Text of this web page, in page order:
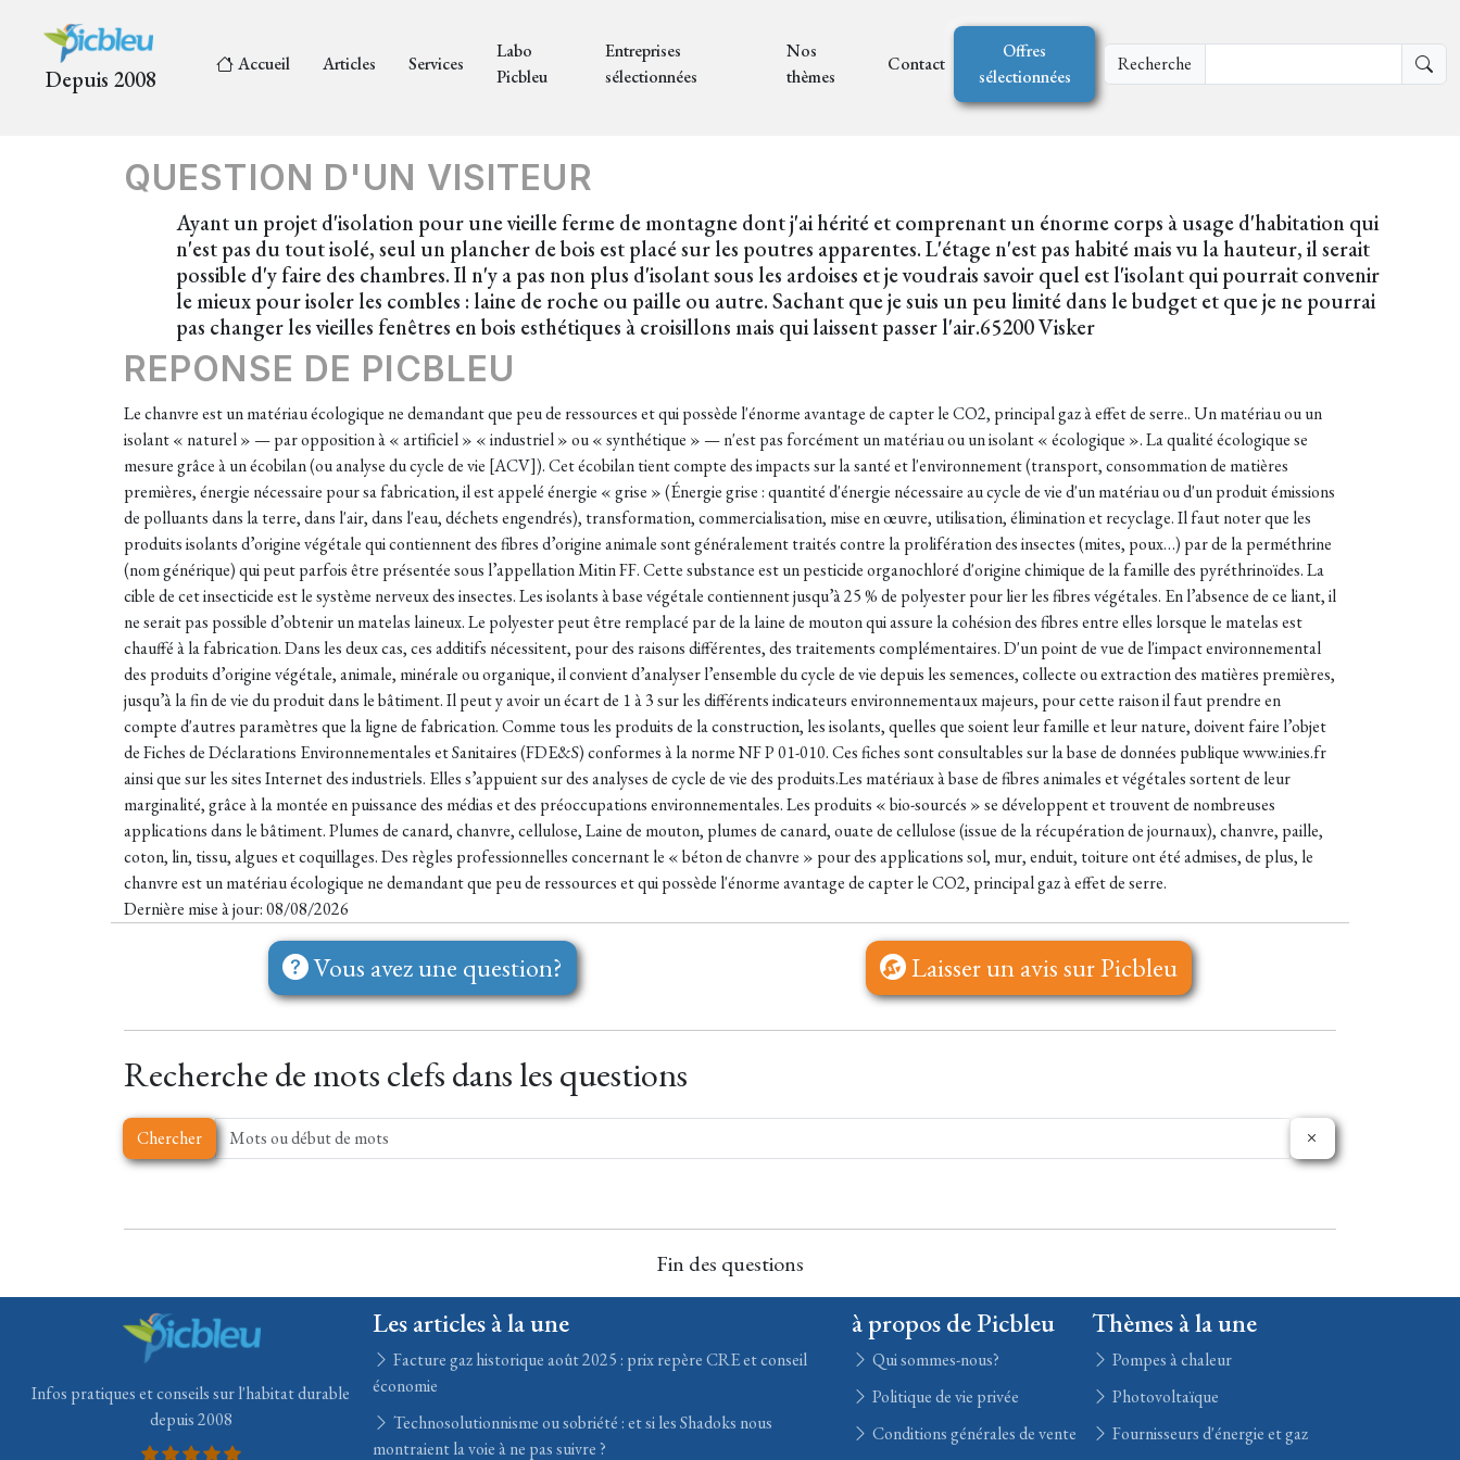
Depuis 2008
Accueil Articles Services
Labo
Picbleu
Entreprises
sélectionnées
Nos
thèmes
Contact
Offres
sélectionnées
Recherche
QUESTION D'UN VISITEUR
Ayant un projet d'isolation pour une vieille ferme de montagne dont j'ai hérité et comprenant un énorme corps à usage d'habitation qui
n'est pas du tout isolé, seul un plancher de bois est placé sur les poutres apparentes. L'étage n'est pas habité mais vu la hauteur, il serait
possible d'y faire des chambres. Il n'y a pas non plus d'isolant sous les ardoises et je voudrais savoir quel est l'isolant qui pourrait convenir
le mieux pour isoler les combles : laine de roche ou paille ou autre. Sachant que je suis un peu limité dans le budget et que je ne pourrai
pas changer les vieilles fenêtres en bois esthétiques à croisillons mais qui laissent passer l'air.65200 Visker
REPONSE DE PICBLEU
Le chanvre est un matériau écologique ne demandant que peu de ressources et qui possède l'énorme avantage de capter le CO2, principal gaz à effet de serre.. Un matériau ou un
isolant « naturel » — par opposition à « artificiel » « industriel » ou « synthétique » — n'est pas forcément un matériau ou un isolant « écologique ». La qualité écologique se
mesure grâce à un écobilan (ou analyse du cycle de vie [ACV]). Cet écobilan tient compte des impacts sur la santé et l'environnement (transport, consommation de matières
premières, énergie nécessaire pour sa fabrication, il est appelé énergie « grise » (Énergie grise : quantité d'énergie nécessaire au cycle de vie d'un matériau ou d'un produit émissions
de polluants dans la terre, dans l'air, dans l'eau, déchets engendrés), transformation, commercialisation, mise en œuvre, utilisation, élimination et recyclage. Il faut noter que les
produits isolants d’origine végétale qui contiennent des fibres d’origine animale sont généralement traités contre la prolifération des insectes (mites, poux…) par de la perméthrine
(nom générique) qui peut parfois être présentée sous l’appellation Mitin FF. Cette substance est un pesticide organochloré d'origine chimique de la famille des pyréthrinoïdes. La
cible de cet insecticide est le système nerveux des insectes. Les isolants à base végétale contiennent jusqu’à 25 % de polyester pour lier les fibres végétales. En l’absence de ce liant, il
ne serait pas possible d’obtenir un matelas laineux. Le polyester peut être remplacé par de la laine de mouton qui assure la cohésion des fibres entre elles lorsque le matelas est
chauffé à la fabrication. Dans les deux cas, ces additifs nécessitent, pour des raisons différentes, des traitements complémentaires. D'un point de vue de l'impact environnemental
des produits d’origine végétale, animale, minérale ou organique, il convient d’analyser l’ensemble du cycle de vie depuis les semences, collecte ou extraction des matières premières,
jusqu’à la fin de vie du produit dans le bâtiment. Il peut y avoir un écart de 1 à 3 sur les différents indicateurs environnementaux majeurs, pour cette raison il faut prendre en
compte d'autres paramètres que la ligne de fabrication. Comme tous les produits de la construction, les isolants, quelles que soient leur famille et leur nature, doivent faire l’objet
de Fiches de Déclarations Environnementales et Sanitaires (FDE&S) conformes à la norme NF P 01-010. Ces fiches sont consultables sur la base de données publique www.inies.fr
ainsi que sur les sites Internet des industriels. Elles s’appuient sur des analyses de cycle de vie des produits.Les matériaux à base de fibres animales et végétales sortent de leur
marginalité, grâce à la montée en puissance des médias et des préoccupations environnementales. Les produits « bio-sourcés » se développent et trouvent de nombreuses
applications dans le bâtiment. Plumes de canard, chanvre, cellulose, Laine de mouton, plumes de canard, ouate de cellulose (issue de la récupération de journaux), chanvre, paille,
coton, lin, tissu, algues et coquillages. Des règles professionnelles concernant le « béton de chanvre » pour des applications sol, mur, enduit, toiture ont été admises, de plus, le
chanvre est un matériau écologique ne demandant que peu de ressources et qui possède l'énorme avantage de capter le CO2, principal gaz à effet de serre.
Dernière mise à jour: 08/08/2026
Vous avez une question? Laisser un avis sur Picbleu
Recherche de mots clefs dans les questions
Chercher
Fin des questions
Infos pratiques et conseils sur l'habitat durable
depuis 2008
Les articles à la une
Facture gaz historique août 2025 : prix repère CRE et conseil
économie
Technosolutionnisme ou sobriété : et si les Shadoks nous
montraient la voie à ne pas suivre ?
à propos de Picbleu
Qui sommes-nous?
Politique de vie privée
Conditions générales de vente
Thèmes à la une
Pompes à chaleur
Photovoltaïque
Fournisseurs d'énergie et gaz